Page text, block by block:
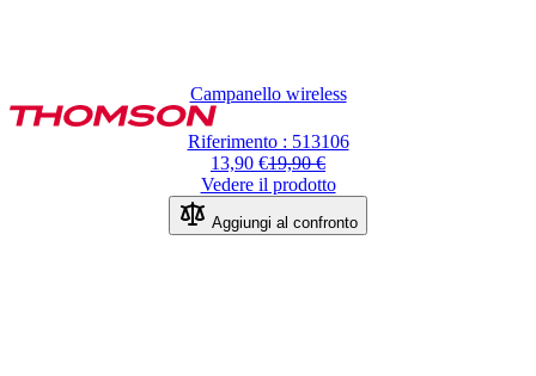
Campanello wireless
Riferimento : 513106
13,90 €19,90 €
Vedere il prodotto
Aggiungi al confronto